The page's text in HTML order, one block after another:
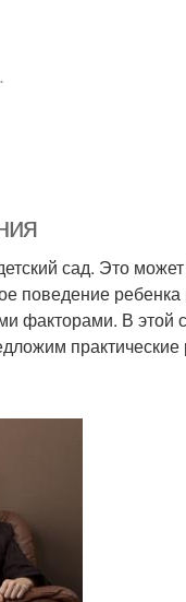
сад. Это
поведение ребенка
факторами. В этой